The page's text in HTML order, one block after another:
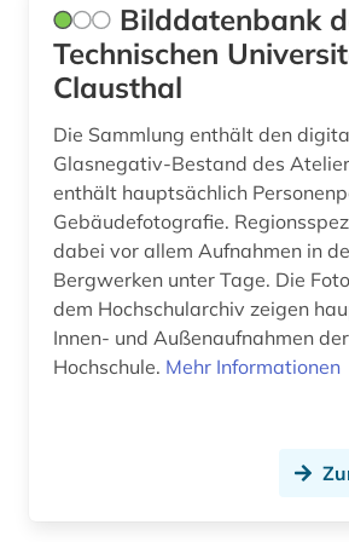
schriftverkehr (1)
schweden (2)
schweiz (2)
skulptur (2)
sowjetunion (2)
soziales netzwerk (1)
sozialwissenschaften (2)
Bilddatenbank
Technischen
Clausthal
Die Sammlung enthält den
Glasnegativ-Bestand des
enthält hauptsächlich
Gebäudefotografie.
dabei vor allem Aufnahmen in
Bergwerken unter Tage. Die Fotografien aus
dem Hochschularchiv zeigen
Innen- und Außenaufnahmen
Hochschule. Mehr Informationen